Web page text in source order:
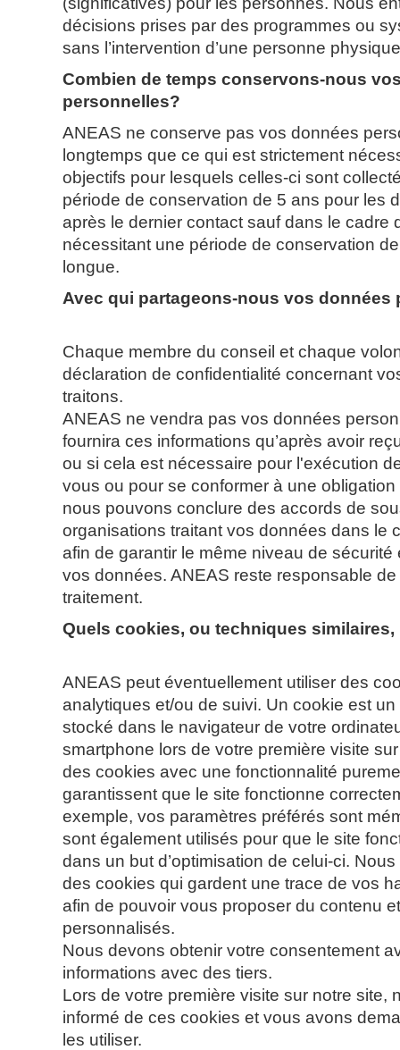
décisions prises par des programmes ou
sans l’intervention d’une personne
Combien de temps conservons-nous
personnelles?
ANEAS ne conserve pas vos données
longtemps que ce qui est strictement
objectifs pour lesquels celles-ci sont
période de conservation de 5 ans pour les
après le dernier contact sauf dans le cadre
nécessitant une période de conservation
longue.
Avec qui partageons-nous vos données
Chaque membre du conseil et chaque
déclaration de confidentialité concernant
traitons.
ANEAS ne vendra pas vos données
fournira ces informations qu’après avoir
ou si cela est nécessaire pour l'exécution
vous ou pour se conformer à une
nous pouvons conclure des accords de
organisations traitant vos données dans le
afin de garantir le même niveau de sécurité
vos données. ANEAS reste responsable
traitement.
Quels cookies, ou techniques
ANEAS peut éventuellement utiliser des
analytiques et/ou de suivi. Un cookie est
stocké dans le navigateur de votre
smartphone lors de votre première visite
des cookies avec une fonctionnalité
garantissent que le site fonctionne
exemple, vos paramètres préférés sont
sont également utilisés pour que le site
dans un but d’optimisation de celui-ci.
des cookies qui gardent une trace de vos
afin de pouvoir vous proposer du contenu
personnalisés.
Nous devons obtenir votre consentement
informations avec des tiers.
Lors de votre première visite sur notre site,
informé de ces cookies et vous avons
les utiliser.